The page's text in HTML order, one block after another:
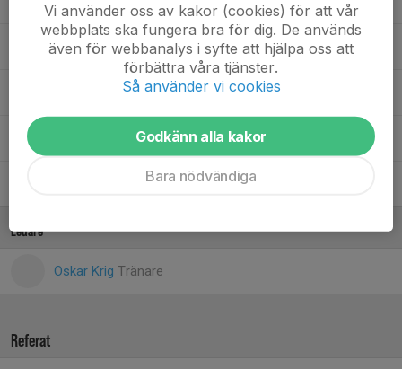
Noah Jansson
Pelle Wiberg
Romeo Nielsen
Ledare
Oskar Krig Tränare
Referat
Vi använder oss av kakor (cookies) för att vår
webbplats ska fungera bra för dig. De används
även för webbanalys i syfte att hjälpa oss att
förbättra våra tjänster.
Så använder vi cookies
Godkänn alla kakor
Bara nödvändiga